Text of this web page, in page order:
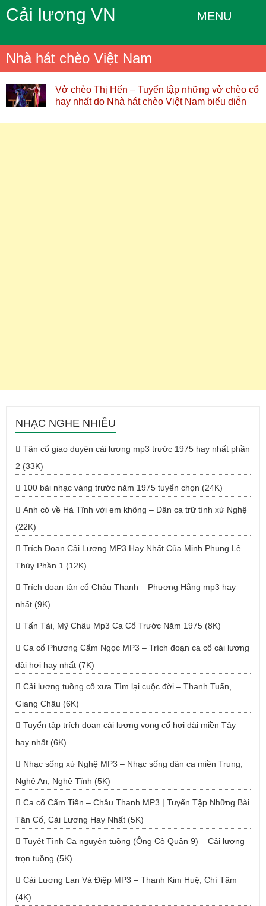
Cải lương VN MENU
Nhà hát chèo Việt Nam
Vở chèo Thị Hến – Tuyển tập những vở chèo cổ
hay nhất do Nhà hát chèo Việt Nam biểu diễn
NHẠC NGHE NHIỀU
Tân cổ giao duyên cải lương mp3 trước 1975 hay nhất phần
2 (33K)
100 bài nhạc vàng trước năm 1975 tuyển chọn (24K)
Anh có về Hà Tĩnh với em không – Dân ca trữ tình xứ Nghệ
(22K)
Trích Đoạn Cải Lương MP3 Hay Nhất Của Minh Phụng Lệ
Thủy Phần 1 (12K)
Trích đoạn tân cổ Châu Thanh – Phượng Hằng mp3 hay
nhất (9K)
Tấn Tài, Mỹ Châu Mp3 Ca Cổ Trước Năm 1975 (8K)
Ca cổ Phương Cẩm Ngọc MP3 – Trích đoạn ca cổ cải lương
dài hơi hay nhất (7K)
Cải lương tuồng cổ xưa Tìm lại cuộc đời – Thanh Tuấn,
Giang Châu (6K)
Tuyển tập trích đoạn cải lương vọng cổ hơi dài miền Tây
hay nhất (6K)
Nhạc sống xứ Nghệ MP3 – Nhạc sống dân ca miền Trung,
Nghệ An, Nghệ Tĩnh (5K)
Ca cổ Cẩm Tiên – Châu Thanh MP3 | Tuyển Tập Những Bài
Tân Cổ, Cải Lương Hay Nhất (5K)
Tuyệt Tình Ca nguyên tuồng (Ông Cò Quận 9) – Cải lương
trọn tuồng (5K)
Cải Lương Lan Và Điệp MP3 – Thanh Kim Huệ, Chí Tâm
(4K)